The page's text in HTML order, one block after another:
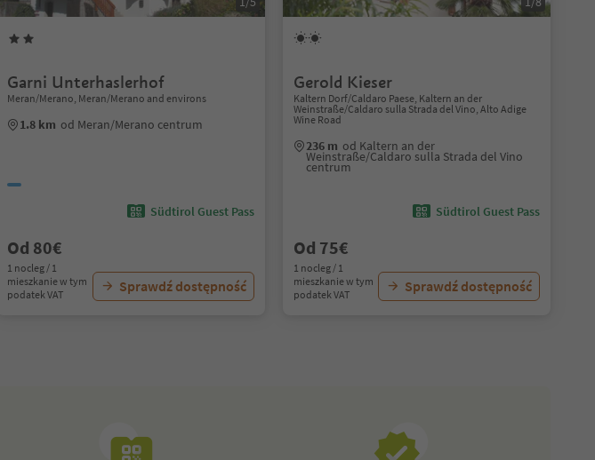
Garni Unterhaslerhof
Meran/Merano, Meran/Merano and environs
1.8 km od Meran/Merano centrum
Südtirol Guest Pass
Od 80€
1 nocleg / 1
mieszkanie w tym
podatek VAT
Sprawdź dostępność
Gerold Kieser
Kaltern Dorf/Caldaro Paese, Kaltern an der
Weinstraße/Caldaro sulla Strada del Vino, Alto Adige
Wine Road
236 m od Kaltern an der
Weinstraße/Caldaro sulla Strada del Vino
centrum
Südtirol Guest Pass
Od 75€
1 nocleg / 1
mieszkanie w tym
podatek VAT
Sprawdź dostępność